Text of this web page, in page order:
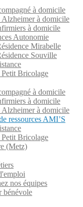
à domicile
Alzheimer à domicile
à domicile
Autonomie
Mirabelle
Souville
Petit Bricolage
à domicile
à domicile
Alzheimer à domicile
ressources AMI’S
Petit Bricolage
(Metz)
nos équipes
bénévole